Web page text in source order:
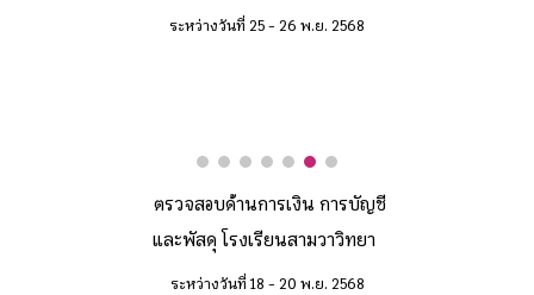
ระหว่างวันที่ 25 - 26 พ.ย. 2568
ตรวจสอบด้านการเงิน การบัญชี
และพัสดุ โรงเรียนสามวาวิทยา
ระหว่างวันที่ 18 - 20 พ.ย. 2568